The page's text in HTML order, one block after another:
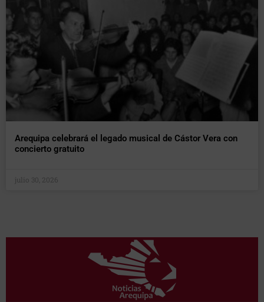
Arequipa celebrará el legado musical de Cástor Vera con
concierto gratuito
julio 30, 2026